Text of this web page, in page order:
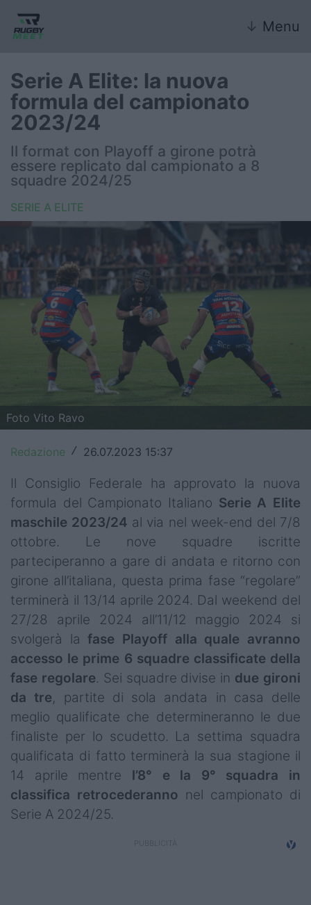
↓ Menu
Nazionale
Nazionali giovanili
Rugby Sevens
FIR
6 Nazioni
United Rugby Championship
Top14
Premiership
Champions Cup
Challenge Cup
World Rugby
Rugby World Cup
Super Rugby
Rugby in TV
Mercato
Serie A Elite
Campionati
Serie A
Serie B
Serie C
Femminile
Giovanili
Coppa Italia
Serie A Elite: la nuova
formula del campionato
2023/24
Il format con Playoff a girone potrà
essere replicato dal campionato a 8
squadre 2024/25
SERIE A ELITE
Foto Vito Ravo
Redazione / 26.07.2023 15:37
Il Consiglio Federale ha approvato la nuova
formula del Campionato Italiano Serie A Elite
maschile 2023/24 al via nel week-end del 7/8
ottobre. Le nove squadre iscritte
parteciperanno a gare di andata e ritorno con
girone all’italiana, questa prima fase “regolare”
terminerà il 13/14 aprile 2024. Dal weekend del
27/28 aprile 2024 all’11/12 maggio 2024 si
svolgerà lafase Playoff alla quale avranno
accesso le prime 6 squadre classificate della
fase regolare. Sei squadre divise in due gironi
da tre, partite di sola andata in casa delle
meglio qualificate che determineranno le due
finaliste per lo scudetto. La settima squadra
qualificata di fatto terminerà la sua stagione il
14 aprile mentre l’8° e la 9° squadra in
classifica retrocederanno nel campionato di
Serie A 2024/25.